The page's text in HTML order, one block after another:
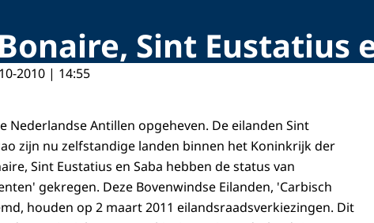
Sint Eustatius
2010 | 14:55
Nederlandse Antillen opgeheven. De eilanden Sint
zijn nu zelfstandige landen binnen het Koninkrijk der
Sint Eustatius en Saba hebben de status van
gekregen. Deze Bovenwindse Eilanden, 'Carbisch
houden op 2 maart 2011 eilandsraadsverkiezingen. Dit